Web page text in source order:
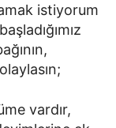
istiyorum
vardır,